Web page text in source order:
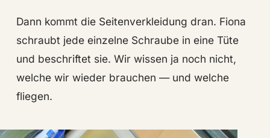
Dann kommt die Seitenverkleidung dran. Fiona
schraubt jede einzelne Schraube in eine Tüte
und beschriftet sie. Wir wissen ja noch nicht,
welche wir wieder brauchen — und welche
fliegen.